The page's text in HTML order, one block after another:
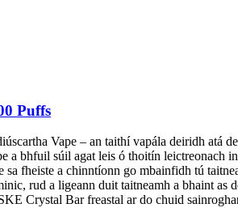
Puffs
Vape – an taithí vapála deiridh atá
a bhfuil súil agat leis ó thoitín leictreonach
fheiste a chinntíonn go mbainfidh tú
rud a ligeann duit taitneamh a bhaint
Crystal Bar freastal ar do chuid